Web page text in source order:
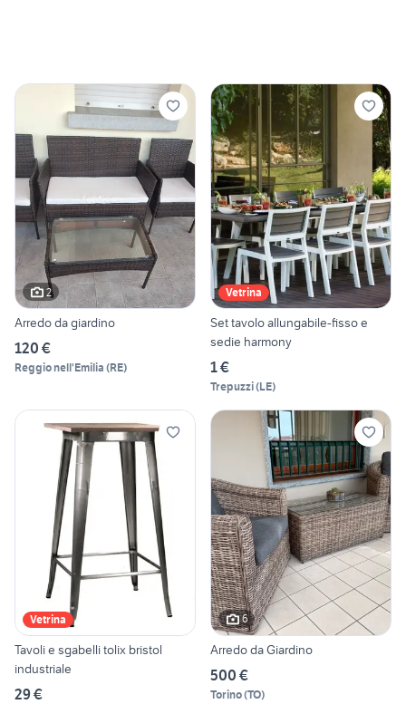
2
Arredo da giardino
120 €
Reggio nell'Emilia (RE)
Vetrina
Set tavolo allungabile-fisso e
sedie harmony
1 €
Trepuzzi(LE)
Vetrina
Tavoli e sgabelli tolix bristol
industriale
29 €
6
Arredo da Giardino
500 €
Torino(TO)